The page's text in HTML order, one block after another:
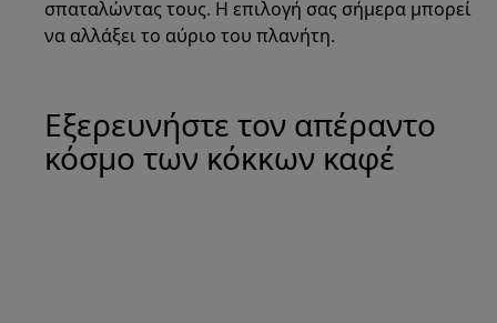
σπαταλώντας τους. Η επιλογή σας σήμερα μπορεί
να αλλάξει το αύριο του πλανήτη.
Εξερευνήστε τον απέραντο
κόσμο των κόκκων καφέ